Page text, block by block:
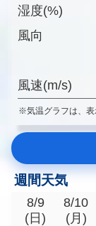
湿度(%)
風向
風速(m/s)
※気温グラフは、表
週間天気
8/9
(日)
8/10
(月)